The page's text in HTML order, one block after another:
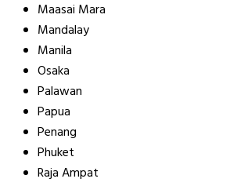
Maasai Mara
Mandalay
Manila
Osaka
Palawan
Papua
Penang
Phuket
Raja Ampat